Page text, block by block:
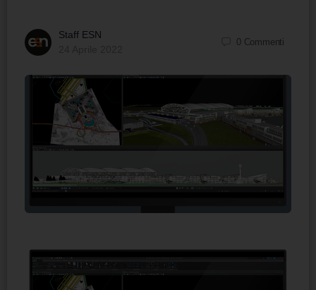
Staff ESN
0 Commenti